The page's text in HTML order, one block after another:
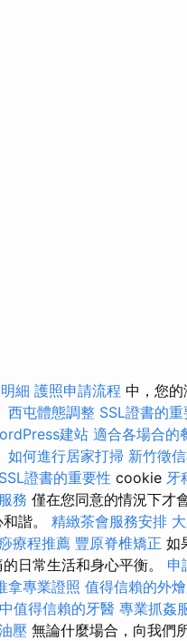
細 護照申請流程 中，您
西屯體態調整 SSL證書的重
建站 適合各場合的
如何進行居家打掃 新竹徵
SSL證書的重要性 cookie 牙
務 僅在您同意的情況下才
諧。 精緻茶會服務安排
療程推薦 豐原脊椎矯正 如
日常生活和身心平衡。 申
拿專業證照 值得信賴的外
值得信賴的牙醫 專業抓姦
壓 無論什麼場合，向我們